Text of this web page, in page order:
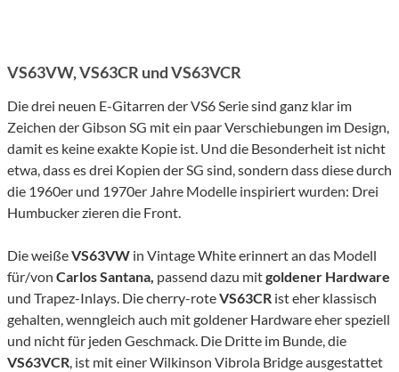
VS63VW, VS63CR und VS63VCR
Die drei neuen E-Gitarren der VS6 Serie sind ganz klar im
Zeichen der Gibson SG mit ein paar Verschiebungen im Design,
damit es keine exakte Kopie ist. Und die Besonderheit ist nicht
etwa, dass es drei Kopien der SG sind, sondern dass diese durch
die 1960er und 1970er Jahre Modelle inspiriert wurden: Drei
Humbucker zieren die Front.
Die weißeVS63VW in Vintage White erinnert an das Modell
für/von Carlos Santana, passend dazu mitgoldener Hardware
und Trapez-Inlays. Die cherry-roteVS63CR ist eher klassisch
gehalten, wenngleich auch mit goldener Hardware eher speziell
und nicht für jeden Geschmack. Die Dritte im Bunde, die
VS63VCR, ist mit einer Wilkinson Vibrola Bridge ausgestattet